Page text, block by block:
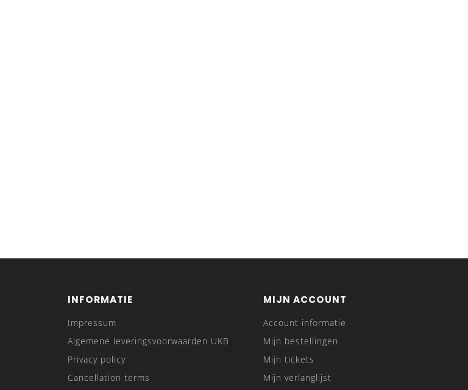
INFORMATIE
Impressum
Algemene leveringsvoorwaarden UKB
Privacy policy
Cancellation terms
MIJN ACCOUNT
Account informatie
Mijn bestellingen
Mijn tickets
Mijn verlanglijst